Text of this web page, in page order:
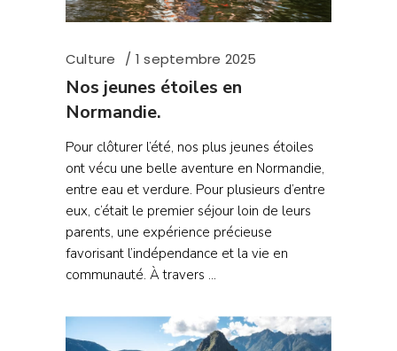
Culture 1 septembre 2025
Nos jeunes étoiles en
Normandie.
Pour clôturer l’été, nos plus jeunes étoiles
ont vécu une belle aventure en Normandie,
entre eau et verdure. Pour plusieurs d’entre
eux, c’était le premier séjour loin de leurs
parents, une expérience précieuse
favorisant l’indépendance et la vie en
communauté. À travers